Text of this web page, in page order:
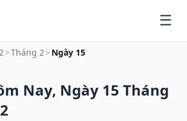
>Tháng 2> Ngày 15
Nay, Ngày 15 Tháng